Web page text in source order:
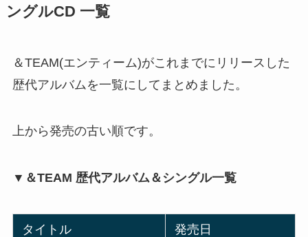
ングルCD 一覧
＆TEAM(エンティーム)がこれまでにリリースした
歴代アルバムを一覧にしてまとめました。
上から発売の古い順です。
▼＆TEAM 歴代アルバム＆シングル一覧
タイトル 発売日